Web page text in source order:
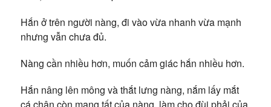
Hắn ở trên người nàng, đi vào vừa nhanh vừa mạnh
nhưng vẫn chưa đủ.
Nàng cần nhiều hơn, muốn cảm giác hắn nhiều hơn.
Hắn nâng lên mông và thắt lưng nàng, nắm lấy mắt